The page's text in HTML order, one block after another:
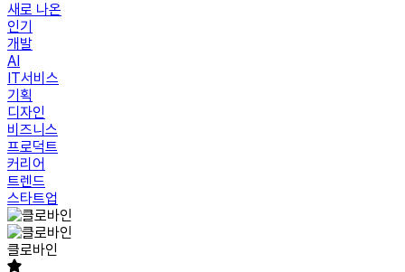
새로 나온
인기
개발
AI
IT서비스
기획
디자인
비즈니스
프로덕트
커리어
트렌드
스타트업
클로바인